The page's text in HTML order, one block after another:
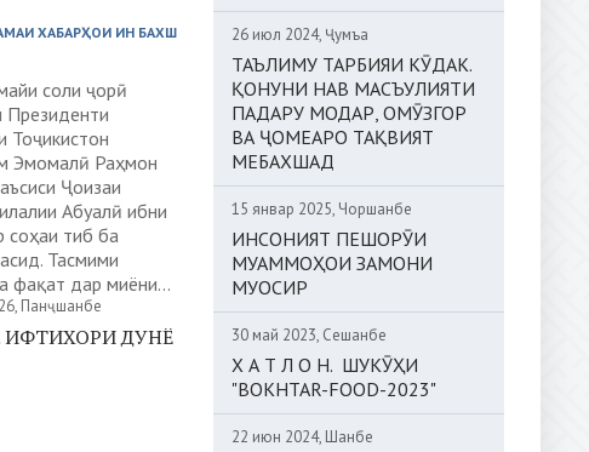
ХАБАРҲОИ ИН БАХШ
соли ҷорӣ
Тоҷикистон
Эмомалӣ Раҳмон
Ҷоизаи
Абуалӣ ибни
соҳаи тиб ба
Тасмими
фақат дар миёни...
Панҷшанбе
ИФТИХОРИ ДУНЁ
26 июл 2024, Ҷумъа
ТАЪЛИМУ ТАРБИЯИ КӮДАК.
ҚОНУНИ НАВ МАСЪУЛИЯТИ
ПАДАРУ МОДАР, ОМӮЗГОР
ВА ҶОМЕАРО ТАҚВИЯТ
МЕБАХШАД
15 январ 2025, Чоршанбе
ИНСОНИЯТ ПЕШОРӮИ
МУАММОҲОИ ЗАМОНИ
МУОСИР
30 май 2023, Сешанбе
Х А Т Л О Н. ШУКӮҲИ
"BOKHTAR-FOOD-2023"
22 июн 2024, Шанбе